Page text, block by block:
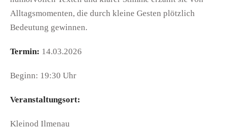
Alltagsmomenten, die durch kleine Gesten plötzlich
Bedeutung gewinnen.
Termin: 14.03.2026
Beginn: 19:30 Uhr
Veranstaltungsort:
Kleinod Ilmenau